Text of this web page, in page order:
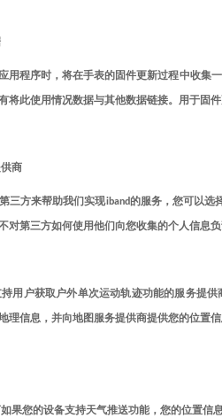
用程序时，将在手表的固件更新过程中收集
将此使用情况数据与其他数据链接。用于固
商
三方来帮助我们实现iband的服务，您可以
对第三方如何使用他们向您收集的个人信息
用户获取户外单次运动轨迹功能的服务提供
理信息，并向地图服务提供商提供您的位置
果您的设备支持天气推送功能，您的位置信